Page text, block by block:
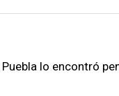
lo encontró